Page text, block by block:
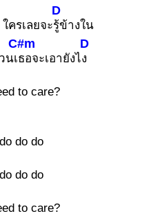
ครเลยจะ
D
รู้ข้างใน
นเ
C#m
ธอจะเอายังไ
D
ง
to care?
do do
do do
to care?